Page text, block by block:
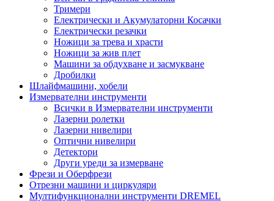
Тримери
Електрически и Акумулаторни Косачки
Електрически резачки
Ножици за трева и храсти
Ножици за жив плет
Машини за обдухване и засмукване
Дробилки
Шлайфмашини, хобели
Измервателни инструменти
Всички в Измервателни инструменти
Лазерни ролетки
Лазерни нивелири
Оптични нивелири
Детектори
Други уреди за измерване
Фрези и Оберфрези
Отрезни машини и циркуляри
Мултифункционални инструменти DREMEL